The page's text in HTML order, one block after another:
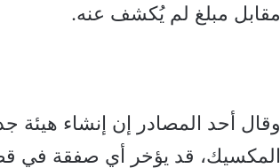
مقابل مبلغ لم يُكشف عنه.
وقال أحد المصادر إن إنشاء هيئة
المكسيك، قد يؤخر أي صفقة في